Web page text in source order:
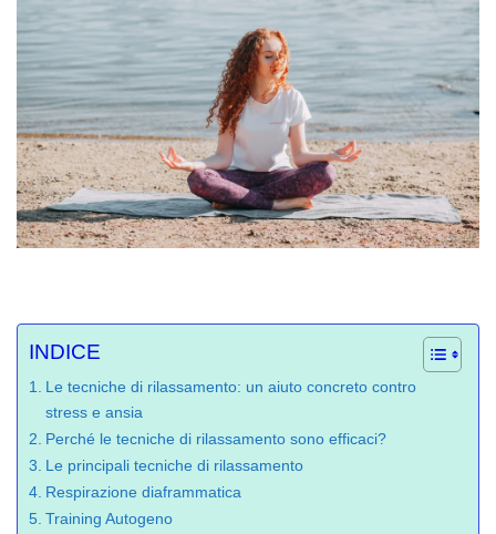
INDICE
Le tecniche di rilassamento: un aiuto concreto contro
stress e ansia
Perché le tecniche di rilassamento sono efficaci?
Le principali tecniche di rilassamento
Respirazione diaframmatica
Training Autogeno